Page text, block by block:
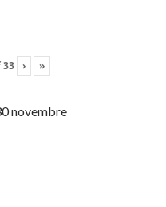
33 › »
novembre